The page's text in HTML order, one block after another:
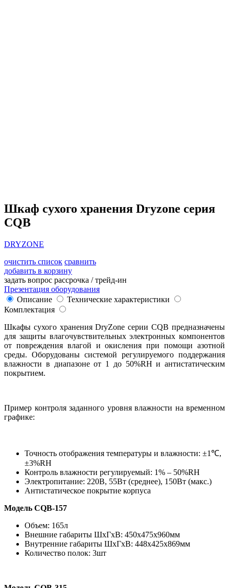
Шкаф сухого хранения Dryzone серия
CQB
DRYZONE
очистить список сравнить
добавить в корзину
задать вопрос рассрочка / трейд-ин
Презентация оборудования
Описание
Технические характеристики
Комплектация
Шкафы сухого хранения DryZone серии CQB предназначены
для защиты влагочувствительных электронных компонентов
от повреждения влагой и окисления при помощи азотной
среды. Оборудованы системой регулируемого поддержания
влажности в диапазоне от 1 до 50%RH и антистатическим
покрытием.
Пример контроля заданного уровня влажности на временном
графике:
Точность отображения температуры и влажности: ±1℃,
±3%RH
Контроль влажности регулируемый: 1% – 50%RH
Электропитание: 220В, 55Вт (среднее), 150Вт (макс.)
Антистатическое покрытие корпуса
Модель СQB-157
Объем: 165л
Внешние габариты ШхГхВ: 450х475х960мм
Внутренние габариты ШхГхВ: 448х425х869мм
Количество полок: 3шт